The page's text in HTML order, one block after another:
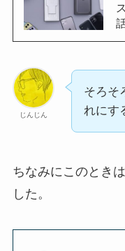
じんじん
そろそ
れにす
ちなみにこのとき
した。